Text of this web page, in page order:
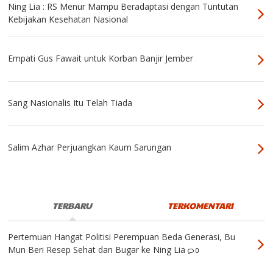
Ning Lia : RS Menur Mampu Beradaptasi dengan Tuntutan
Kebijakan Kesehatan Nasional
Empati Gus Fawait untuk Korban Banjir Jember
Sang Nasionalis Itu Telah Tiada
Salim Azhar Perjuangkan Kaum Sarungan
TERBARU TERKOMENTARI
Pertemuan Hangat Politisi Perempuan Beda Generasi, Bu
Mun Beri Resep Sehat dan Bugar ke Ning Lia
0